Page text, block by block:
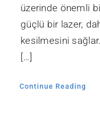
üzerinde önemli
güçlü bir lazer,
kesilmesini
[…]
Continue Reading